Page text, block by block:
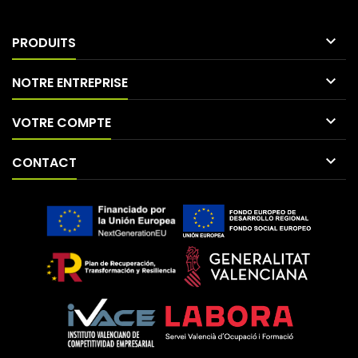
PRODUITS 
NOTRE ENTREPRISE 
VOTRE COMPTE 
CONTACT 